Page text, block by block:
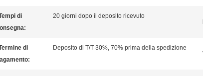
di
20 giorni dopo il deposito ricevuto
di
Deposito di T/T 30%, 70% prima della spedizione